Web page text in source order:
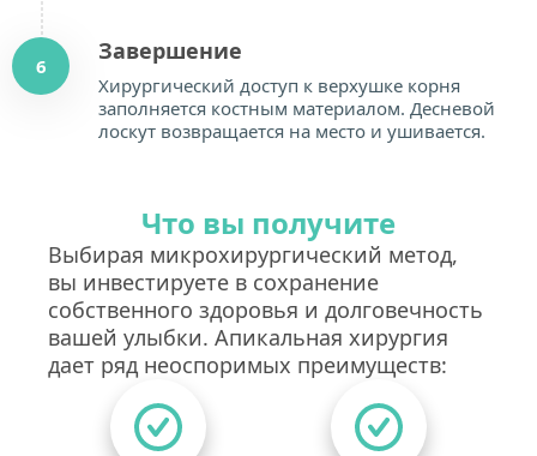
6
Завершение
Хирургический доступ к верхушке корня
заполняется костным материалом. Десневой
лоскут возвращается на место и ушивается.
Что вы получите
Выбирая микрохирургический метод,
вы инвестируете в сохранение
собственного здоровья и долговечность
вашей улыбки. Апикальная хирургия
дает ряд неоспоримых преимуществ: